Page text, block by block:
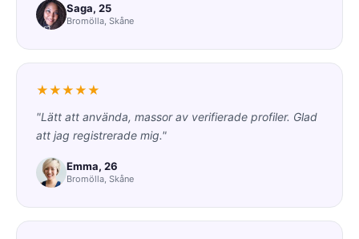
Saga, 25
Bromölla, Skåne
★★★★★
"Lätt att använda, massor av verifierade profiler. Glad
att jag registrerade mig."
Emma, 26
Bromölla, Skåne